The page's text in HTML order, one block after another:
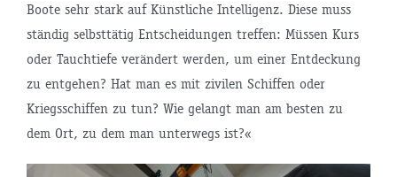
Boote sehr stark auf Künstliche Intelligenz. Diese muss
ständig selbsttätig Entscheidungen treffen: Müssen Kurs
oder Tauchtiefe verändert werden, um einer Entdeckung
zu entgehen? Hat man es mit zivilen Schiffen oder
Kriegsschiffen zu tun? Wie gelangt man am besten zu
dem Ort, zu dem man unterwegs ist?«